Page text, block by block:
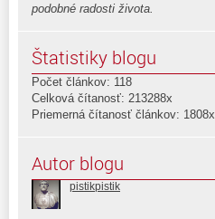
podobné radosti života.
Štatistiky blogu
Počet článkov: 118
Celková čítanosť: 213288x
Priemerná čítanosť článkov: 1808x
Autor blogu
pistikpistik